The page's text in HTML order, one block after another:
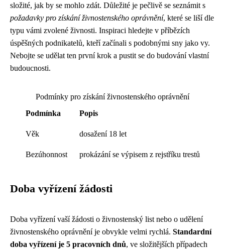
složité, jak by se mohlo zdát. Důležité je pečlivě se seznámit s
požadavky pro získání živnostenského oprávnění, které se liší dle
typu vámi zvolené živnosti. Inspiraci hledejte v příbězích
úspěšných podnikatelů, kteří začínali s podobnými sny jako vy.
Nebojte se udělat ten první krok a pustit se do budování vlastní
budoucnosti.
Podmínky pro získání živnostenského oprávnění
Podmínka
Popis
Věk dosažení 18 let
Bezúhonnost prokázání se výpisem z rejstříku trestů
Doba vyřízení žádosti
Doba vyřízení vaší žádosti o živnostenský list nebo o udělení
živnostenského oprávnění je obvykle velmi rychlá. Standardní
doba vyřízení je 5 pracovních dnů, ve složitějších případech